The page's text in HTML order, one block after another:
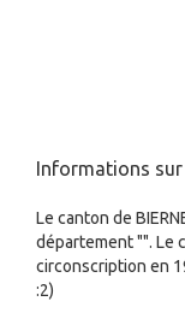
Informations
Le canton de
département "". Le
circonscription en
:2)